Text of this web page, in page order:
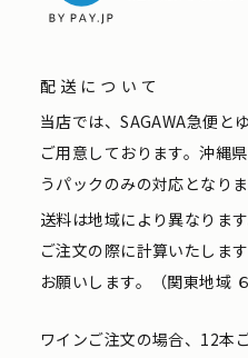
配送について
当店では、SAGAWA急便と
ご用意しております。沖縄
うパックのみの対応となり
送料は地域により異なりま
ご注文の際に計算いたしま
お願いします。（関東地域
ワインご注文の場合、12本